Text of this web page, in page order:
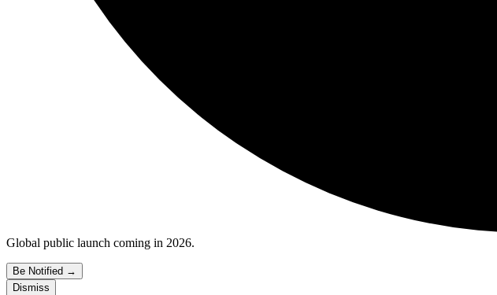
Global public launch coming in 2026.
Be Notified →
Dismiss